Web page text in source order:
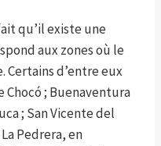
qu’il existe une
aux zones où le
Certains d’entre eux
; Buenaventura
; San Vicente del
Pedrera, en